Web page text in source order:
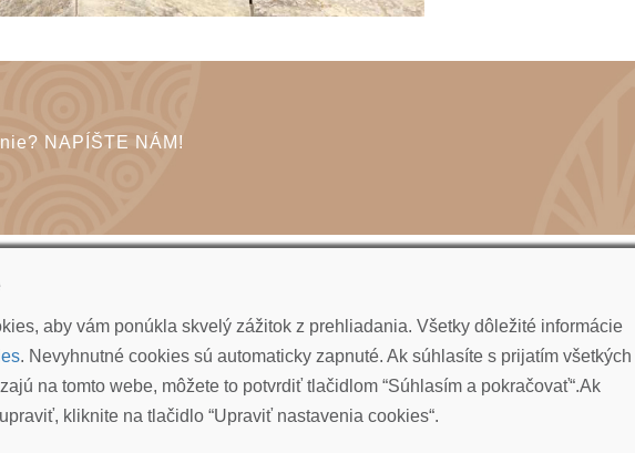
NAPÍŠTE NÁM!
7, ​841 01 Bratislava
aby vám ponúkla skvelý zážitok z prehliadania. Všetky dôležité informácie
. Nevyhnutné cookies sú automaticky zapnuté. Ak súhlasíte s prijatím všetkých
na tomto webe, môžete to potvrdiť tlačidlom “Súhlasím a pokračovať“.Ak
kliknite na tlačidlo “Upraviť nastavenia cookies“.